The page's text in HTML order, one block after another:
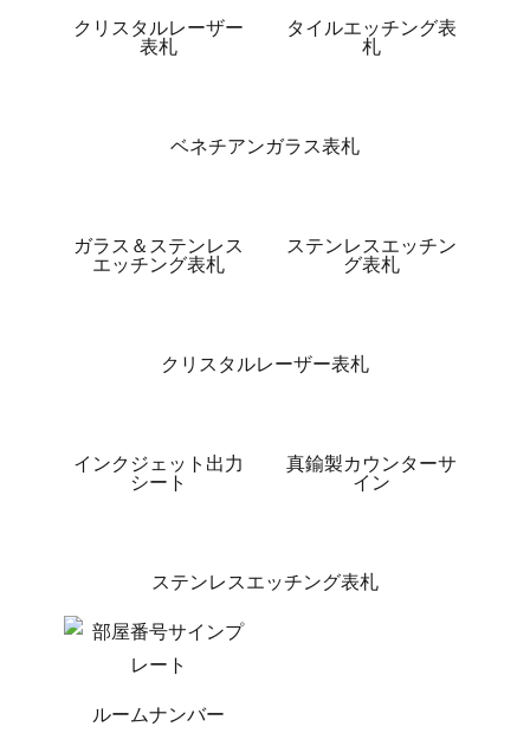
クリスタルレーザー
表札
タイルエッチング表
札
ベネチアンガラス表札
ガラス＆ステンレス
エッチング表札
ステンレスエッチン
グ表札
クリスタルレーザー表札
インクジェット出力
シート
真鍮製カウンターサ
イン
ステンレスエッチング表札
ルームナンバー